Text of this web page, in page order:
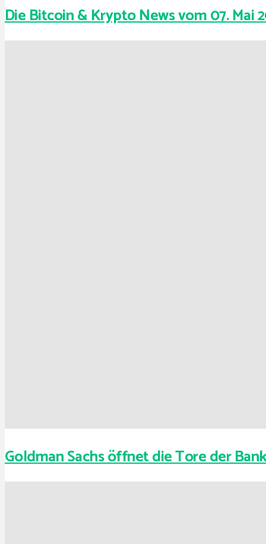
Die Bitcoin & Krypto News vom 07. Mai
Goldman Sachs öffnet die Tore der